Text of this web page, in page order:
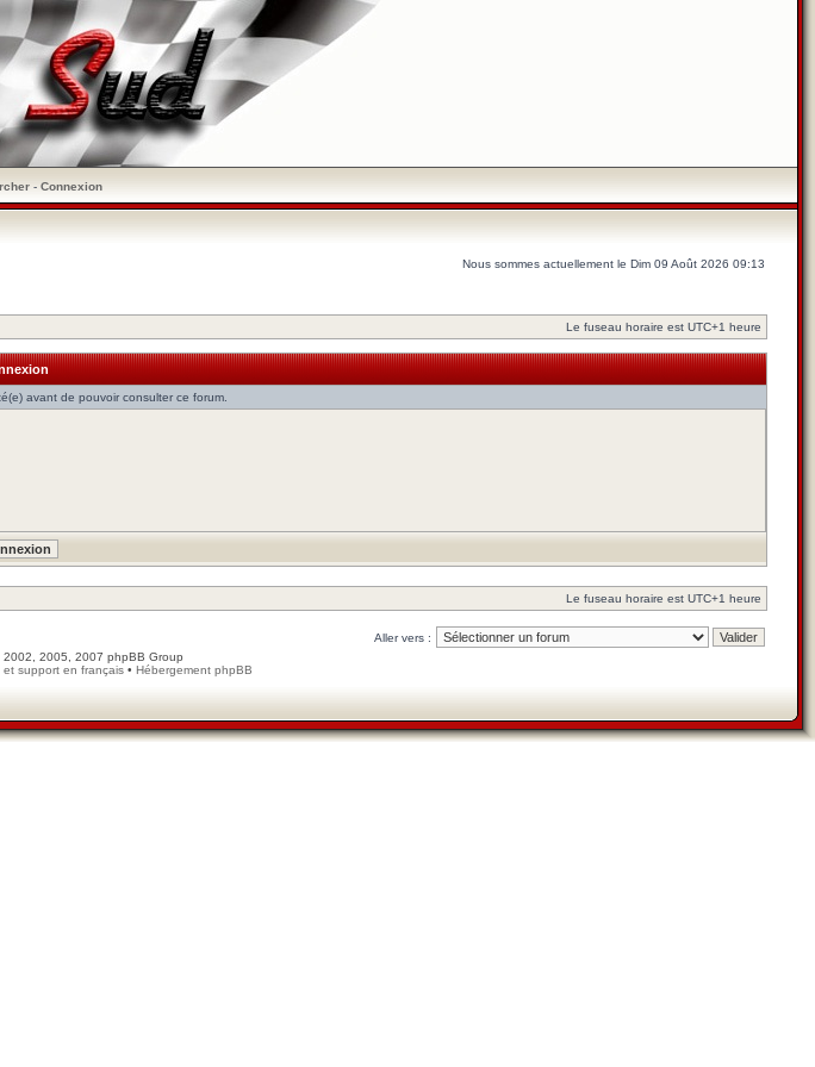
- Connexion
Nous sommes actuellement le Dim 09 Août 2026 09:13
Le fuseau horaire est UTC+1 heure
avant de pouvoir consulter ce forum.
Le fuseau horaire est UTC+1 heure
Aller vers :
2005, 2007 phpBB Group
et support en français• Hébergement phpBB